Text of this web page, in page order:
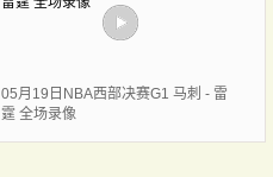
05月19日NBA西部决赛G1 马刺 - 雷
霆 全场录像